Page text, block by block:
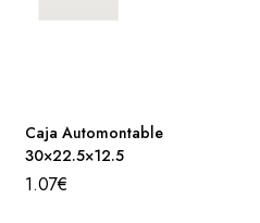
Caja Automontable
30×22.5×12.5
1.07€